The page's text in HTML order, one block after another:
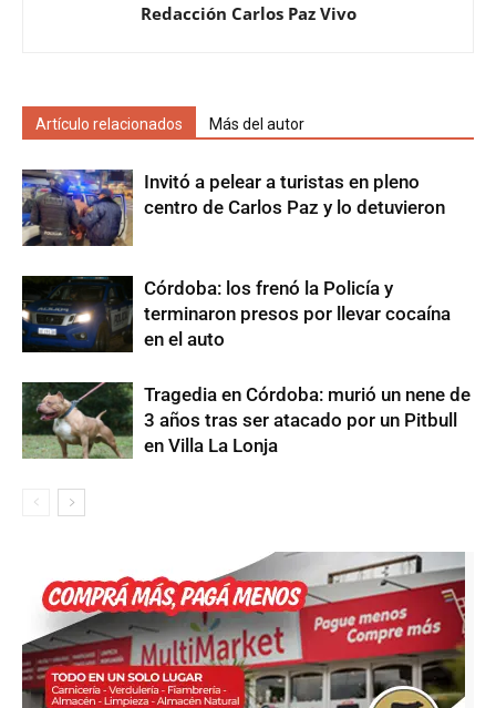
Redacción Carlos Paz Vivo
Artículo relacionados Más del autor
Invitó a pelear a turistas en pleno
centro de Carlos Paz y lo detuvieron
Córdoba: los frenó la Policía y
terminaron presos por llevar cocaína
en el auto
Tragedia en Córdoba: murió un nene de
3 años tras ser atacado por un Pitbull
en Villa La Lonja